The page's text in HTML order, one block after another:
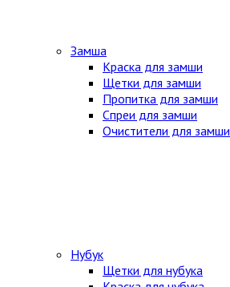
Замша
Краска для замши
Щетки для замши
Пропитка для замши
Спреи для замши
Очистители для замши
Нубук
Щетки для нубука